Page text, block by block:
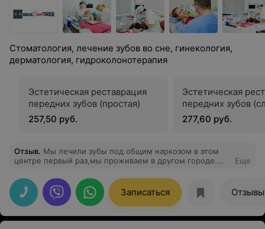
Стоматология, лечение зубов во сне, гинекология,
дерматология, гидроколонотерапия
Эстетическая реставрация
передних зубов (простая)
257,50 руб.
Эстетическая
передних зубов
277,60 руб.
Отзыв. Мы лечили зубы под общим наркозом в этом
центре первый раз,мы проживаем в другом городе.
клинике зубы под наркозом лечат уже давно.В день
операции мы приехали , с нами поговорил
анестезиолог, врач-стоматолог осмотрела,так же у нас
была совместная консультация с ортодонтом. Наркоз
продолжался около часа, за это время нам вылечили 5
Еще
Записаться Отзывы